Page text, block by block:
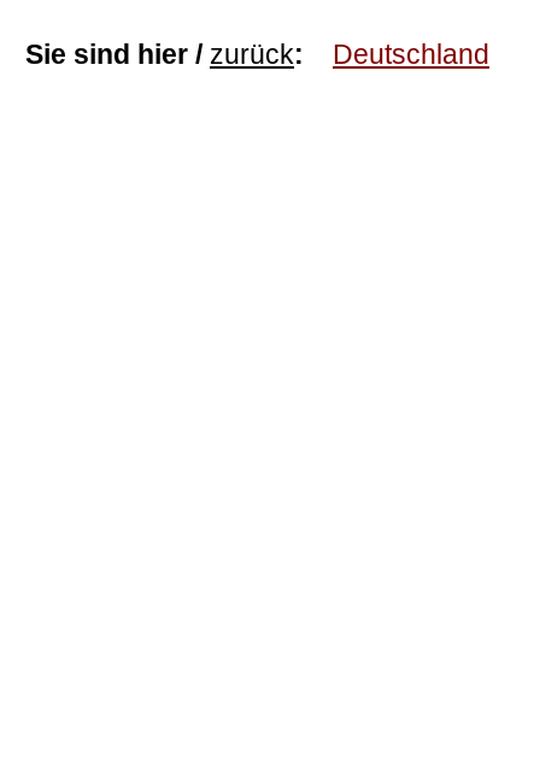
Sie sind hier / zurück: Deutschland